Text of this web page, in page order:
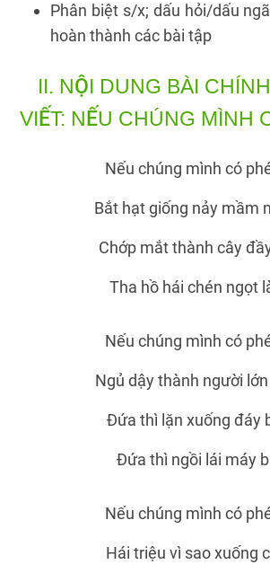
Phân biệt s/x; dấu hỏi/dấu
hoàn thành các bài tập
II. NỘI DUNG BÀI
VIẾT: NẾU CHÚNG MÌNH
Nếu chúng mình có
Bắt hạt giống nảy mầm
Chớp mắt thành cây
Tha hồ hái chén ngọt
Nếu chúng mình có
Ngủ dậy thành người
Đứa thì lặn xuống đáy
Đứa thì ngồi lái máy
Nếu chúng mình có
Hái triệu vì sao xuống